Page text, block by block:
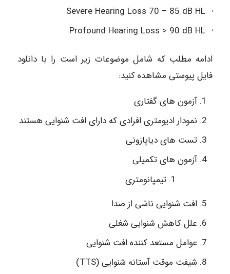
Severe Hearing Loss 70 – 85 dB HL
Profound Hearing Loss > 90 dB HL
ادامه مطلب که شامل موضوعات زیر است را با دانلود
فایل پیوستی مشاهده کنید:
آزمون های گفتاری
نمودار ادیومتری افرادی که دارای افت شنوایی هستند
تست های دیاپازونی
آزمون های تکمیلی
تیمپانومتری
افت شنوایی ناشی از صدا
علل کاهش شنوایی شغلی
عوامل مستعد کننده افت شنوایی
شیفت موقت آستانه شنوایی (TTS)